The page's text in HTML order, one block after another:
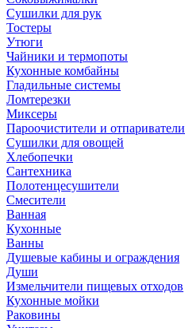
Сушилки для рук
Тостеры
Утюги
Чайники и термопоты
Кухонные комбайны
Гладильные системы
Ломтерезки
Миксеры
Пароочистители и отпариватели
Сушилки для овощей
Хлебопечки
Сантехника
Полотенцесушители
Смесители
Ванная
Кухонные
Ванны
Душевые кабины и ограждения
Души
Измельчители пищевых отходов
Кухонные мойки
Раковины